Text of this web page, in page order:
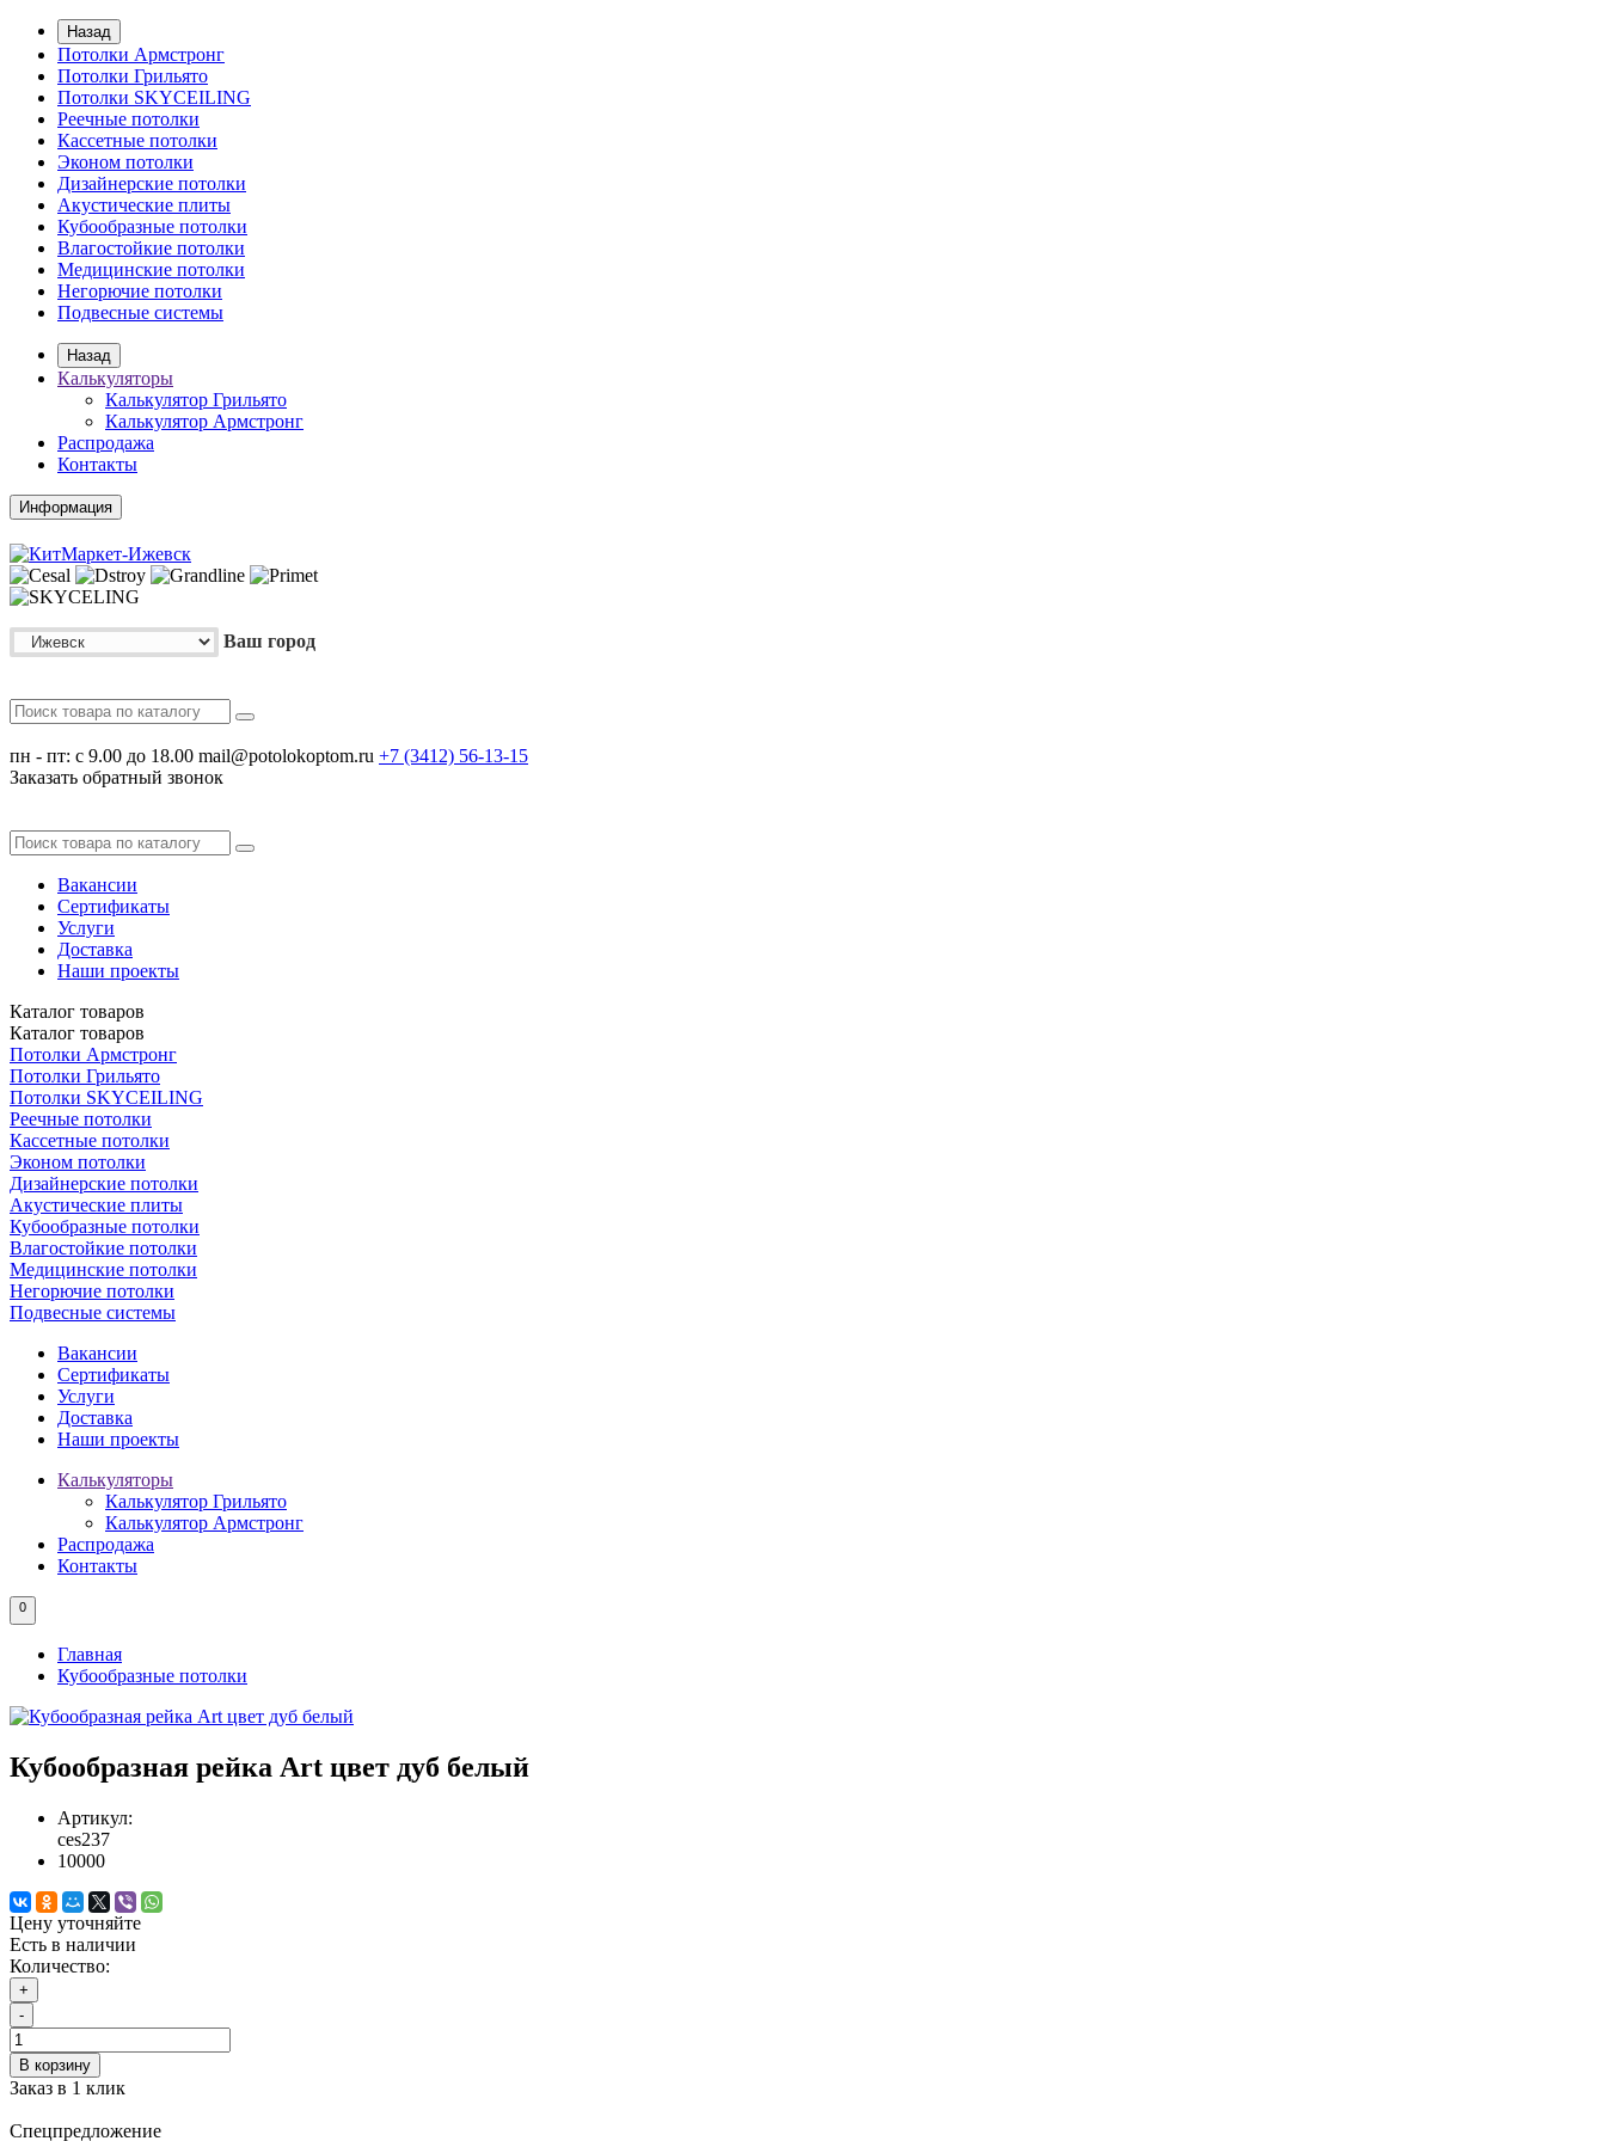
Назад
Потолки Армстронг
Потолки Грильято
Потолки SKYCEILING
Реечные потолки
Кассетные потолки
Эконом потолки
Дизайнерские потолки
Акустические плиты
Кубообразные потолки
Влагостойкие потолки
Медицинские потолки
Негорючие потолки
Подвесные системы
Назад
Калькуляторы
Калькулятор Грильято
Калькулятор Армстронг
Распродажа
Контакты
Информация
Ваш город
пн - пт: с 9.00 до 18.00 mail@potolokoptom.ru +7 (3412) 56-13-15
Заказать обратный звонок
Вакансии
Сертификаты
Услуги
Доставка
Наши проекты
Каталог товаров
Каталог товаров
Потолки Армстронг
Потолки Грильято
Потолки SKYCEILING
Реечные потолки
Кассетные потолки
Эконом потолки
Дизайнерские потолки
Акустические плиты
Кубообразные потолки
Влагостойкие потолки
Медицинские потолки
Негорючие потолки
Подвесные системы
Вакансии
Сертификаты
Услуги
Доставка
Наши проекты
Калькуляторы
Калькулятор Грильято
Калькулятор Армстронг
Распродажа
Контакты
0
Главная
Кубообразные потолки
Кубообразная рейка Art цвет дуб белый
Артикул:
ces237
10000
Цену уточняйте
Есть в наличии
Количество:
+
-
В корзину
Заказ в 1 клик
Спецпредложение